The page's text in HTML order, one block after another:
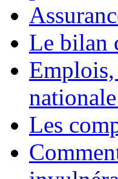
Le bilan
Les